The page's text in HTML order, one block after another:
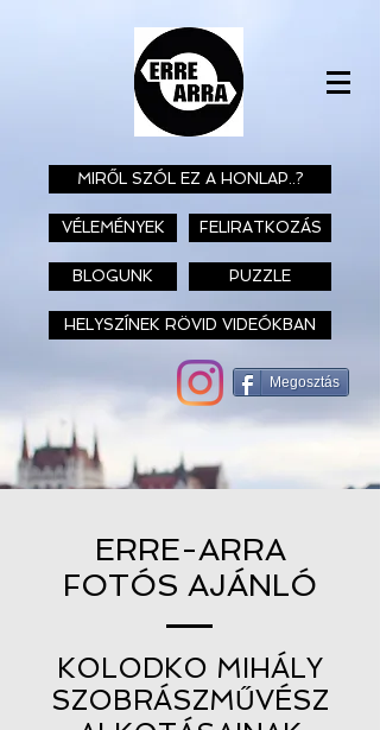
MIRŐL SZÓL EZ A HONLAP..?
VÉLEMÉNYEK FELIRATKOZÁS
BLOGUNK PUZZLE
HELYSZÍNEK RÖVID VIDEÓKBAN
Megosztás
ERRE-ARRA
FOTÓS AJÁNLÓ
KOLODKO MIHÁLY
SZOBRÁSZMŰVÉSZ